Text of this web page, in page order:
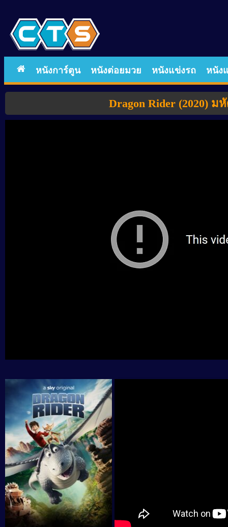
หนังการ์ตูน หนังต่อยมวย หนังแข่งรถ หนัง
Dragon Rider (2020)